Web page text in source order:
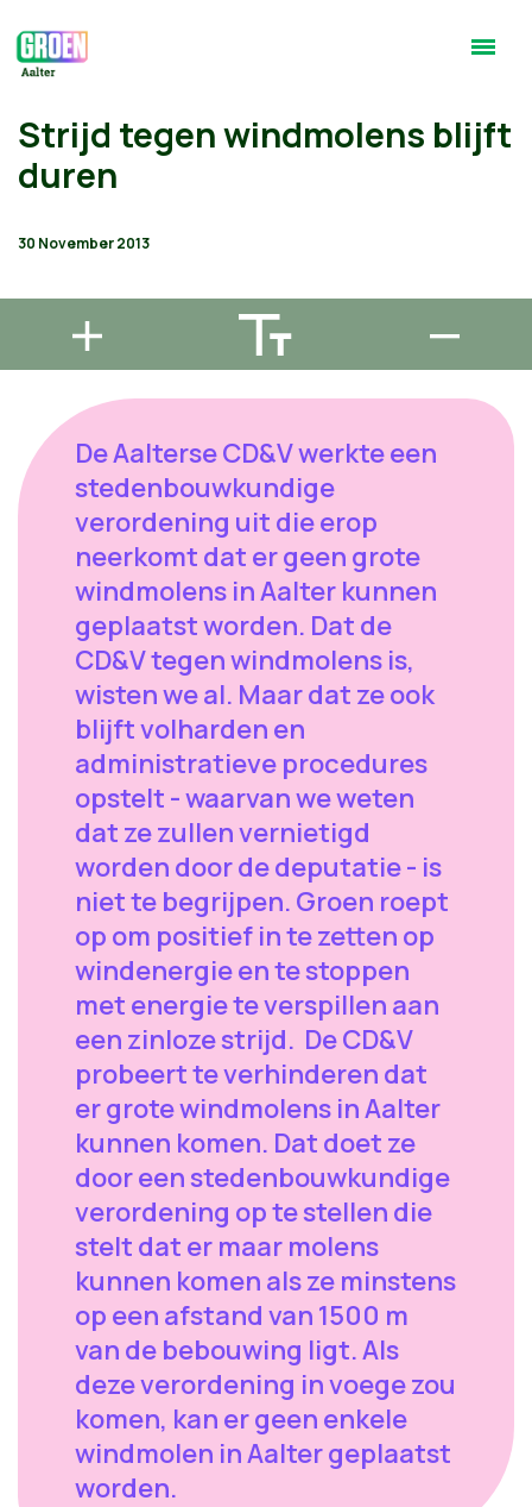
Strijd tegen windmolens blijft
duren
30 November 2013
De Aalterse CD&V werkte een
stedenbouwkundige
verordening uit die erop
neerkomt dat er geen grote
windmolens in Aalter kunnen
geplaatst worden. Dat de
CD&V tegen windmolens is,
wisten we al. Maar dat ze ook
blijft volharden en
administratieve procedures
opstelt - waarvan we weten
dat ze zullen vernietigd
worden door de deputatie - is
niet te begrijpen. Groen roept
op om positief in te zetten op
windenergie en te stoppen
met energie te verspillen aan
een zinloze strijd. De CD&V
probeert te verhinderen dat
er grote windmolens in Aalter
kunnen komen. Dat doet ze
door een stedenbouwkundige
verordening op te stellen die
stelt dat er maar molens
kunnen komen als ze minstens
op een afstand van 1500 m
van de bebouwing ligt. Als
deze verordening in voege zou
komen, kan er geen enkele
windmolen in Aalter geplaatst
worden.